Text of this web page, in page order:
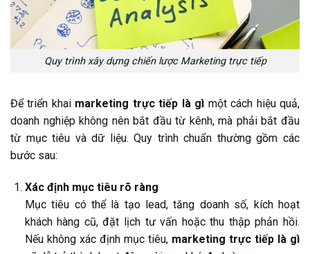
Quy trình xây dựng chiến lược Marketing trực tiếp
Để triển khai marketing trực tiếp là gì một cách hiệu quả,
doanh nghiệp không nên bắt đầu từ kênh, mà phải bắt đầu
từ mục tiêu và dữ liệu. Quy trình chuẩn thường gồm các
bước sau:
Xác định mục tiêu rõ ràng
Mục tiêu có thể là tạo lead, tăng doanh số, kích hoạt
khách hàng cũ, đặt lịch tư vấn hoặc thu thập phản hồi.
Nếu không xác định mục tiêu, marketing trực tiếp là gì